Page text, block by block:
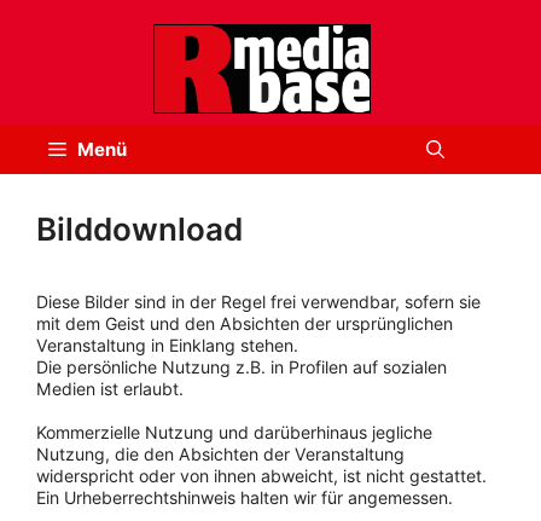
Menü
Bilddownload
Diese Bilder sind in der Regel frei verwendbar, sofern sie
mit dem Geist und den Absichten der ursprünglichen
Veranstaltung in Einklang stehen.
Die persönliche Nutzung z.B. in Profilen auf sozialen
Medien ist erlaubt.
Kommerzielle Nutzung und darüberhinaus jegliche
Nutzung, die den Absichten der Veranstaltung
widerspricht oder von ihnen abweicht, ist nicht gestattet.
Ein Urheberrechtshinweis halten wir für angemessen.